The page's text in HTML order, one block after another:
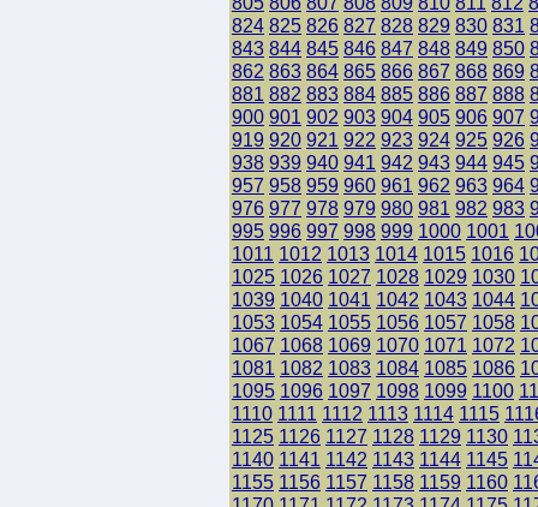
824 825 826 827 828 829 830 831
843 844 845 846 847 848 849 850
862 863 864 865 866 867 868 869
881 882 883 884 885 886 887 888
900 901 902 903 904 905 906 907
919 920 921 922 923 924 925 926
938 939 940 941 942 943 944 945
957 958 959 960 961 962 963 964
976 977 978 979 980 981 982 983
995 996 997 998 999 1000 1001
1011 1012 1013 1014 1015 1016
1025 1026 1027 1028 1029 1030
1039 1040 1041 1042 1043 1044
1053 1054 1055 1056 1057 1058
1067 1068 1069 1070 1071 1072
1081 1082 1083 1084 1085 1086
1095 1096 1097 1098 1099 1100
1110 1111 1112 1113 1114 1115
1125 1126 1127 1128 1129 1130
1140 1141 1142 1143 1144 1145
1155 1156 1157 1158 1159 1160